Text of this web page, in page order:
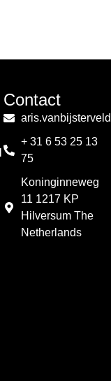
Contact
+ 31 6 53 25 13
75
Koninginneweg
11 1217 KP
Hilversum The
Netherlands